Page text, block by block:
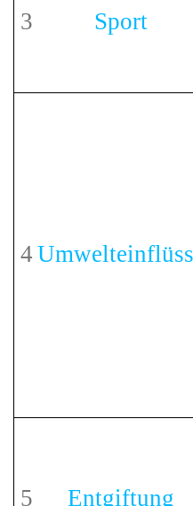
3 Sport
4
5 Entgiftung